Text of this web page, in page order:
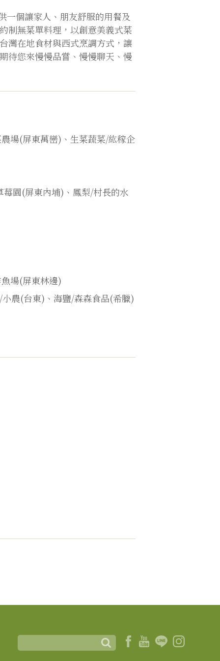
個讓家人、朋友舒服的用餐及
制無菜單料理，以創意美義式菜
灣在地食材與西式烹調方式，讓
待您來慢慢品嘗、慢慢聊天、慢
場(屏東萬巒)、生菜蔬菜/紘稼企
園(屏東內埔)、鳳梨/村長的水
場(屏東林邊)
農(台東)、海鹽/森森食品(希臘)